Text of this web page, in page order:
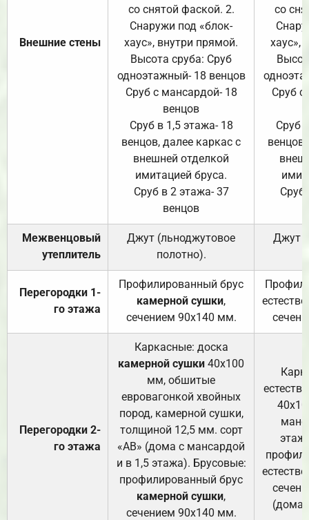
Внешние стены
со снятой фаской. 2.
Снаружи под «блок-
хаус», внутри прямой.
Высота сруба: Сруб
одноэтажный- 18 венцов
Сруб с мансардой- 18
венцов
Сруб в 1,5 этажа- 18
венцов, далее каркас с
внешней отделкой
имитацией бруса.
Сруб в 2 этажа- 37
венцов
со
хаус»,
Сруб с
Сруб
Сруб
Межвенцовый
утеплитель
Джут (льноджутовое
полотно).
Джут
Перегородки 1-
го этажа
Профилированный брус
камерной сушки,
сечением 90х140 мм.
Перегородки 2-
го этажа
Каркасные: доска
камерной сушки 40х100
мм, обшитые
евровагонкой хвойных
пород, камерной сушки,
толщиной 12,5 мм. сорт
«АВ» (дома с мансардой
и в 1,5 этажа). Брусовые:
профилированный брус
камерной сушки,
сечением 90х140 мм.
(дома